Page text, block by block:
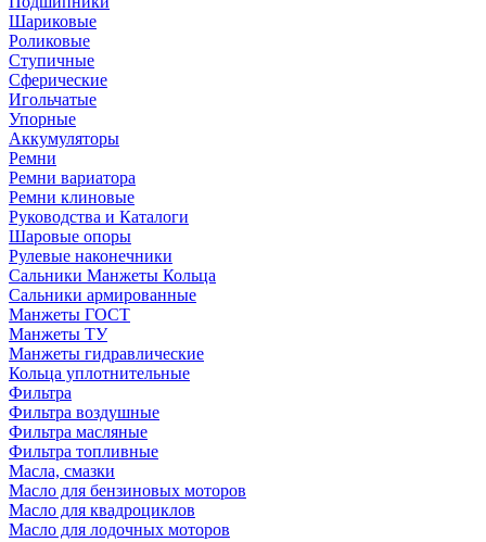
Шариковые
Роликовые
Ступичные
Сферические
Игольчатые
Упорные
Аккумуляторы
Ремни
Ремни вариатора
Ремни клиновые
Руководства и Каталоги
Шаровые опоры
Рулевые наконечники
Сальники Манжеты Кольца
Сальники армированные
Манжеты ГОСТ
Манжеты ТУ
Манжеты гидравлические
Кольца уплотнительные
Фильтра
Фильтра воздушные
Фильтра масляные
Фильтра топливные
Масла, смазки
Масло для бензиновых моторов
Масло для квадроциклов
Масло для лодочных моторов